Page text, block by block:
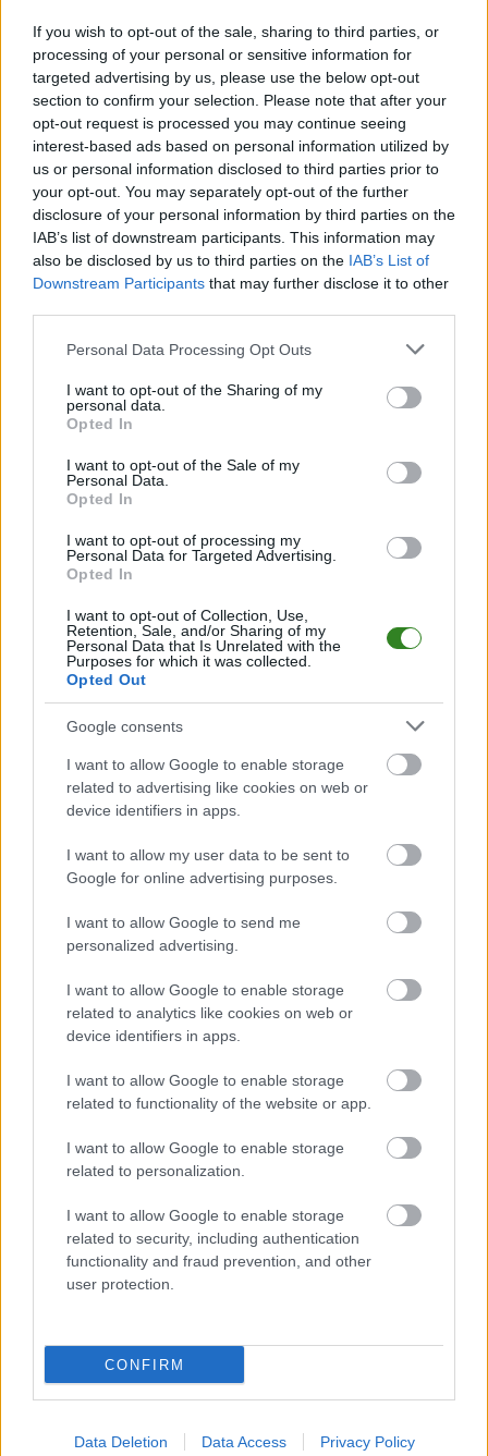
If you wish to opt-out of the sale, sharing to third parties, or
processing of your personal or sensitive information for
targeted advertising by us, please use the below opt-out
section to confirm your selection. Please note that after your
opt-out request is processed you may continue seeing
interest-based ads based on personal information utilized by
us or personal information disclosed to third parties prior to
your opt-out. You may separately opt-out of the further
disclosure of your personal information by third parties on the
IAB’s list of downstream participants. This information may
also be disclosed by us to third parties on the IAB’s List of
Downstream Participants that may further disclose it to other
Please note that this website/app uses one or more Google
not limited to your visit or usage behaviour. You may click to
grant or deny consent to Google and its third-party tags to
use your data for below specified purposes in below Google
consent section.
Personal Data Processing Opt Outs
I want to opt-out of the Sharing of my
personal data.
Opted In
I want to opt-out of the Sale of my
Personal Data.
Opted In
I want to opt-out of processing my
Personal Data for Targeted Advertising.
Opted In
I want to opt-out of Collection, Use,
Retention, Sale, and/or Sharing of my
Personal Data that Is Unrelated with the
Purposes for which it was collected.
Opted Out
Google consents
I want to allow Google to enable storage
related to advertising like cookies on web or
device identifiers in apps.
I want to allow my user data to be sent to
Google for online advertising purposes.
I want to allow Google to send me
personalized advertising.
I want to allow Google to enable storage
related to analytics like cookies on web or
device identifiers in apps.
I want to allow Google to enable storage
related to functionality of the website or app.
I want to allow Google to enable storage
related to personalization.
I want to allow Google to enable storage
related to security, including authentication
functionality and fraud prevention, and other
user protection.
CONFIRM
Data Deletion Data Access Privacy Policy
bramek, kartki, składy, statystyki i informacje o przebiegu
spotkania. To kompletne źródło danych dla kibiców i pasjonatów
lokalnej piłki nożnej. Jeżeli aktualnie nie widzisz tutaj danych z pewnością
pracujemy nad tym żeby je uzupełnić.
Wynik meczu Stal Rzeszów CLJ vs Odra Opole CLJ
Po zakończeniu spotkania automatycznie publikujemyoficjalny wynik
spotkania, a także dane meczowe, jeśli są dostępne.
Pełny harmonogram rozgrywek dostępny jest tutaj:Centralna Liga
Juniorów - terminarz .
Informacje o składach i strzelcach
W miarę dostępności danych, publikujemyskłady wyjściowe,
aktualizujemy zależnie od poziomu ligi i dostępnych źródeł.
Śledź mecze swojej drużyny
Jeśli jesteś kibicem klubu Stal Rzeszów CLJ lub Odra Opole CLJ - zaglądaj
tutaj częściej. Nasz serwis regularnie dostarcza informacje o terminach
meczów, wynikach, transferach i newsach klubowych
piłkarskichw województwie. Sprawdź nasze relacje, śledź ulubioną ligę i
bądź na bieżąco z wydarzeniami z boisk!
Stal Rzeszów CLJ - Odra Opole CLJodbędzie się w ramach 3.
kolejki - Centralna Liga Juniorów. Spotkanie zostanie rozegrane w dniu 23
Stal Rzeszów CLJprzystępuje do tego spotkania w roli gospodarza. Jak
drużyna radzi sobie w sezonie 2025/2026 rozgrywek Centralna Liga
Juniorów przed własną publicznością? Na tej stronie możecie zobaczyć
tabelę uwzględniającą tylko mecze u siebie. W tabeli biorącej pod uwagę
tylko mecze wyjazdowe możecie natomiast sprawdzić jak spisuje się klub
Odra Opole CLJ .
Centralna Liga Juniorów - sytuacja w tabeli
Przed meczami 3. kolejki - Centralna Liga Juniorów gospodarze (Stal
Rzeszów CLJ) zajmują14. miejsce
Poniżej znajdziesz także ostatnie mecze obu drużyn oraz statystyki
bramkowe.
Stal Rzeszów CLJ vs. Odra Opole CLJ - relacja, wynik na żywo,
transmisja
Wynik meczu Stal Rzeszów CLJ - Odra Opole CLJ znajdziesz na naszej
stronie zaraz po jego zakończeniu. Jeżeli szukasz informacji meczowych,
zajrzyj tutaj:Stal Rzeszów CLJ vs. Odra Opole CLJ - wynik, składy,
strzelcy
Jeżeli w internecie lub TV dostępna jest
albo innych spotkań Centralna
Liga Juniorów na pewno znajdziesz takie informacje na naszym portalu.
Możliwe jednak, że nigdzie nie pojawi się stream online z tego pojedynku.
Asseco Resovia| Developres Rzeszów |ITA TOOLS Stal Mielec
Cellfast Wilki Krosno| Texom Stal Rzeszów|Stal Mielec
Motor Lublin|Stal Rzeszów| Stal Stalowa Wola|Wisła Kraków
Resovia|Wieczysta Kraków
Mecze dziś Wyniki LIVE Transmisje
kartki okolicznościowe